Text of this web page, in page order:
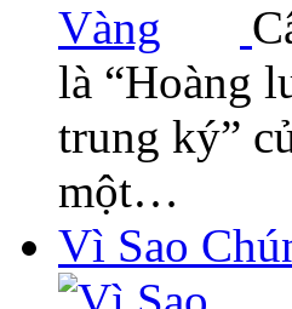
là “Hoàng
trung ký”
một…
Vì Sao